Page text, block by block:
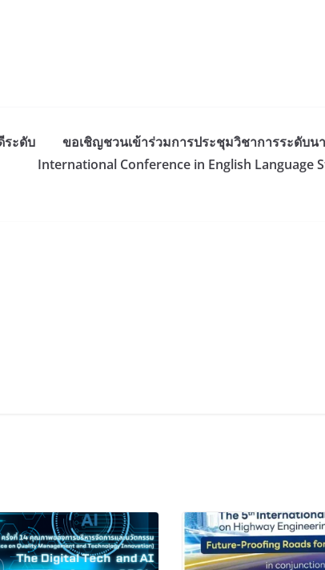
ระดับ
ขอเชิญชวนเข้าร่วมการประชุมวิชาการระดับน
International Conference in English Language